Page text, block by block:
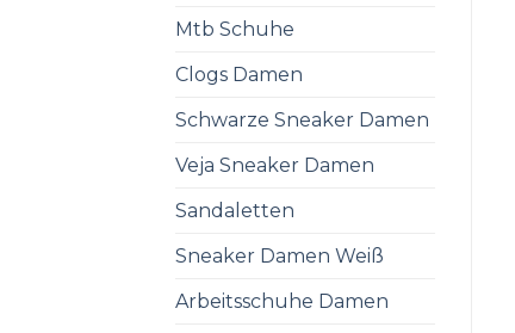
Mtb Schuhe
Clogs Damen
Schwarze Sneaker Damen
Veja Sneaker Damen
Sandaletten
Sneaker Damen Weiß
Arbeitsschuhe Damen